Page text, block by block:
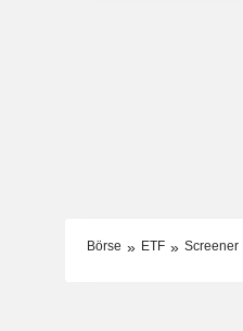
Börse ETF Screener